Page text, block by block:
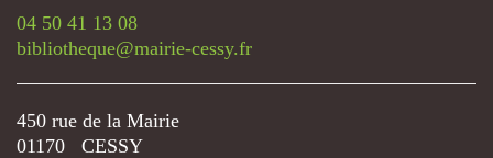
04 50 41 13 08
bibliotheque@mairie-cessy.fr
450 rue de la Mairie
01170 CESSY